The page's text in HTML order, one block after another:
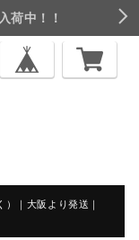
荷中！！
｜大阪より発送｜